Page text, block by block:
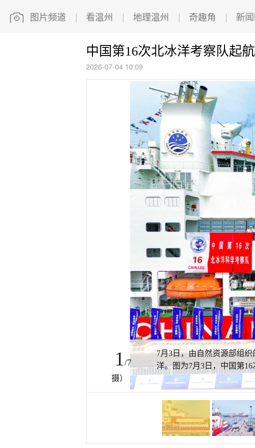
图片频道 看温州 地理温州 奇趣角 新
中国第16次北冰洋考察队起航
2026-07-04 10:09
1/7
7月3日，由自然资源部组织
洋。图为7月3日，中国第
摄）